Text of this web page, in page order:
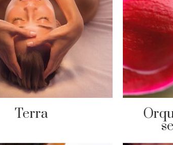
Terra